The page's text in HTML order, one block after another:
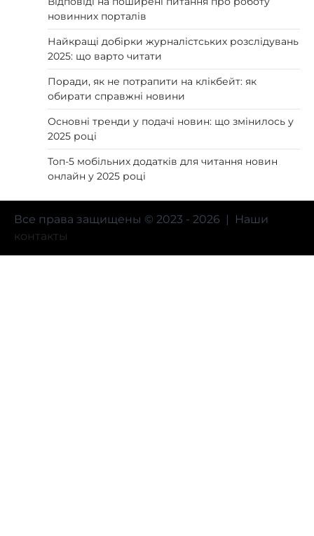
новинних порталів
Найкращі добірки журналістських розслідувань
2025: що варто читати
Поради, як не потрапити на клікбейт: як
обирати справжні новини
Основні тренди у подачі новин: що змінилось у
2025 році
Топ-5 мобільних додатків для читання новин
онлайн у 2025 році
Все права защищены © 2023 - 2026 | Наши
контакты